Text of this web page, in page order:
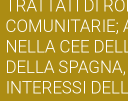
TRATTATI DI
COMUNITARIE;
NELLA CEE
DELLA
INTERESSI